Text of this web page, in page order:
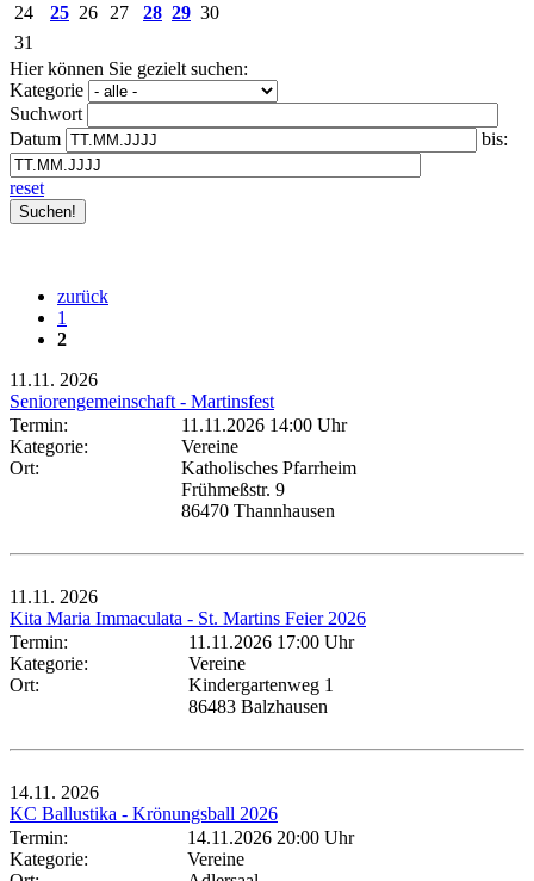
24
25 26 27 28 29 30
31
Hier können Sie gezielt suchen:
Kategorie
Suchwort
Datum
bis:
reset
zurück
1
2
11.11. 2026
Seniorengemeinschaft - Martinsfest
Termin:
11.11.2026 14:00 Uhr
Kategorie:
Vereine
Ort:
Katholisches Pfarrheim
Frühmeßstr. 9
86470 Thannhausen
11.11. 2026
Kita Maria Immaculata - St. Martins Feier 2026
Termin:
11.11.2026 17:00 Uhr
Kategorie:
Vereine
Ort:
Kindergartenweg 1
86483 Balzhausen
14.11. 2026
KC Ballustika - Krönungsball 2026
Termin:
14.11.2026 20:00 Uhr
Kategorie:
Vereine